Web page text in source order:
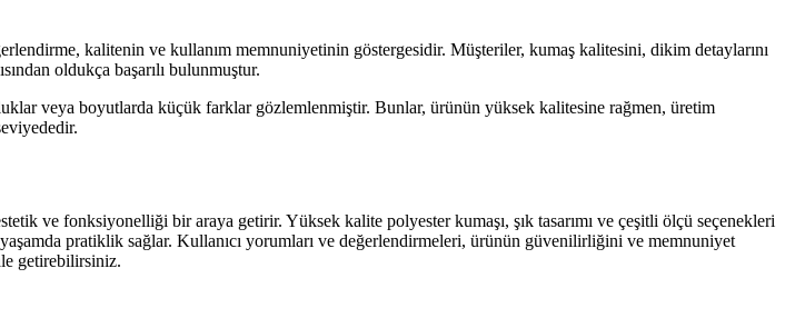
kalitenin ve kullanım memnuniyetinin göstergesidir. Müşteriler, kumaş kalitesini, dikim detaylarını
oldukça başarılı bulunmuştur.
veya boyutlarda küçük farklar gözlemlenmiştir. Bunlar, ürünün yüksek kalitesine rağmen, üretim
ve fonksiyonelliği bir araya getirir. Yüksek kalite polyester kumaşı, şık tasarımı ve çeşitli ölçü seçenekleri
pratiklik sağlar. Kullanıcı yorumları ve değerlendirmeleri, ürünün güvenilirliğini ve memnuniyet
getirebilirsiniz.